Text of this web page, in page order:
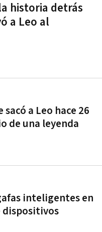
historia detrás
a Leo al
a Leo hace 26
de una leyenda
inteligentes en
dispositivos